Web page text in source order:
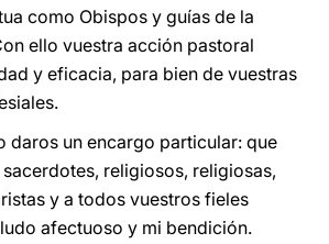
como Obispos y guías de la
ello vuestra acción pastoral
y eficacia, para bien de vuestras
daros un encargo particular: que
religiosos, religiosas,
y a todos vuestros fieles
afectuoso y mi bendición.